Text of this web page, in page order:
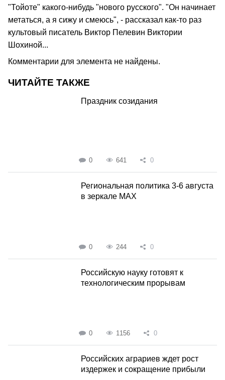
"Тойоте" какого-нибудь "нового русского". "Он начинает
метаться, а я сижу и смеюсь", - рассказал как-то раз
культовый писатель Виктор Пелевин Виктории
Шохиной...
Комментарии для элемента не найдены.
ЧИТАЙТЕ ТАКЖЕ
Праздник созидания
0 641 0
Региональная политика 3-6 августа
в зеркале MAX
0 244 0
Российскую науку готовят к
технологическим прорывам
0 1156 0
Российских аграриев ждет рост
издержек и сокращение прибыли